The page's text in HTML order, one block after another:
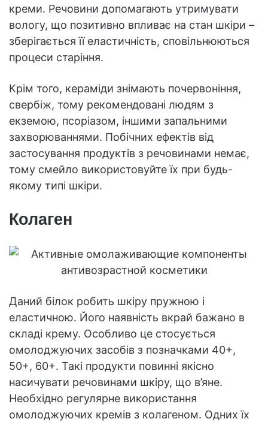
креми. Речовини допомагають утримувати
вологу, що позитивно впливає на стан шкіри –
зберігається її еластичність, сповільнюються
процеси старіння.
Крім того, кераміди знімають почервоніння,
свербіж, тому рекомендовані людям з
екземою, псоріазом, іншими запальними
захворюваннями. Побічних ефектів від
застосування продуктів з речовинами немає,
тому смейло використовуйте їх при будь-
якому типі шкіри.
Колаген
Даний білок робить шкіру пружною і
еластичною. Його наявність вкрай бажано в
складі крему. Особливо це стосується
омолоджуючих засобів з позначками 40+,
50+, 60+. Такі продукти повинні якісно
насичувати речовинами шкіру, що в’яне.
Необхідно регулярне використання
омолоджуючих кремів з колагеном. Одних їх